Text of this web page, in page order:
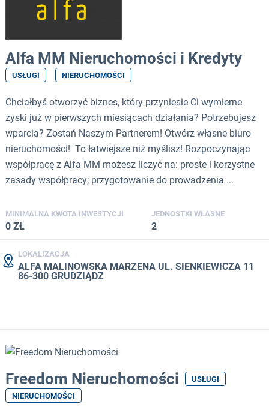
Alfa MM Nieruchomości i Kredyty
USŁUGI NIERUCHOMOŚCI
Chciałbyś otworzyć biznes, który przyniesie Ci wymierne
zyski już w pierwszych miesiącach działania? Potrzebujesz
wparcia? Zostań Naszym Partnerem! Otwórz własne biuro
nieruchomości! To łatwiejsze niż myślisz! Rozpoczynając
współpracę z Alfa MM możesz liczyć na: proste i korzystne
zasady współpracy; przygotowanie do prowadzenia ...
MINIMALNA KWOTA INWESTYCJI
0 ZŁ
JEDNOSTKI WŁASNE
2
LOKALIZACJA
ALFA MALINOWSKA MARZENA UL. SIENKIEWICZA 11
86-300 GRUDZIĄDZ
Freedom Nieruchomości
USŁUGI
NIERUCHOMOŚCI